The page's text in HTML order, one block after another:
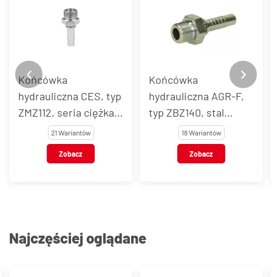
Końcówka
hydrauliczna CES, typ
ZMZ112, seria ciężka,
stal węglowa
21 Wariantów
Zobacz
Końcówka
hydrauliczna AGR-F,
typ ZBZ140, stal
węglowa18 Wariantów
Zobacz
Najczęściej oglądane